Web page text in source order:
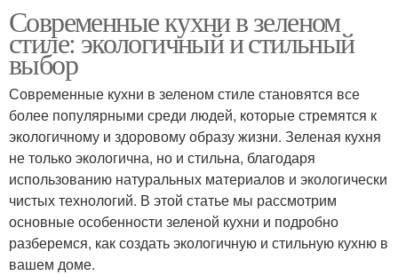
Современные кухни в зеленом
стиле: экологичный и стильный
выбор
Современные кухни в зеленом стиле становятся все
более популярными среди людей, которые стремятся к
экологичному и здоровому образу жизни. Зеленая кухня
не только экологична, но и стильна, благодаря
использованию натуральных материалов и экологически
чистых технологий. В этой статье мы рассмотрим
основные особенности зеленой кухни и подробно
разберемся, как создать экологичную и стильную кухню в
вашем доме.